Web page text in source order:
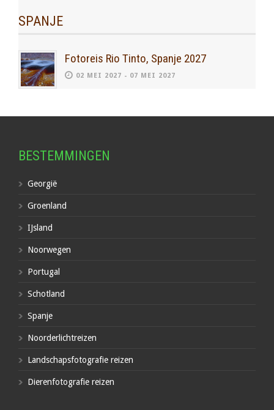
SPANJE
Fotoreis Rio Tinto, Spanje 2027
02 MEI 2027 - 07 MEI 2027
BESTEMMINGEN
Georgië
Groenland
IJsland
Noorwegen
Portugal
Schotland
Spanje
Noorderlichtreizen
Landschapsfotografie reizen
Dierenfotografie reizen